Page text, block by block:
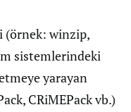
(örnek: winzip,
sistemlerindeki
yarayan
CRiMEPack vb.)